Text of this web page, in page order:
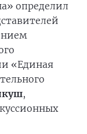
определил
«Единая
,